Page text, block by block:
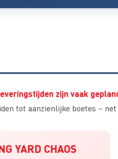
zijn vaak
tot aanzienlijke boetes –
YARD CHAOS